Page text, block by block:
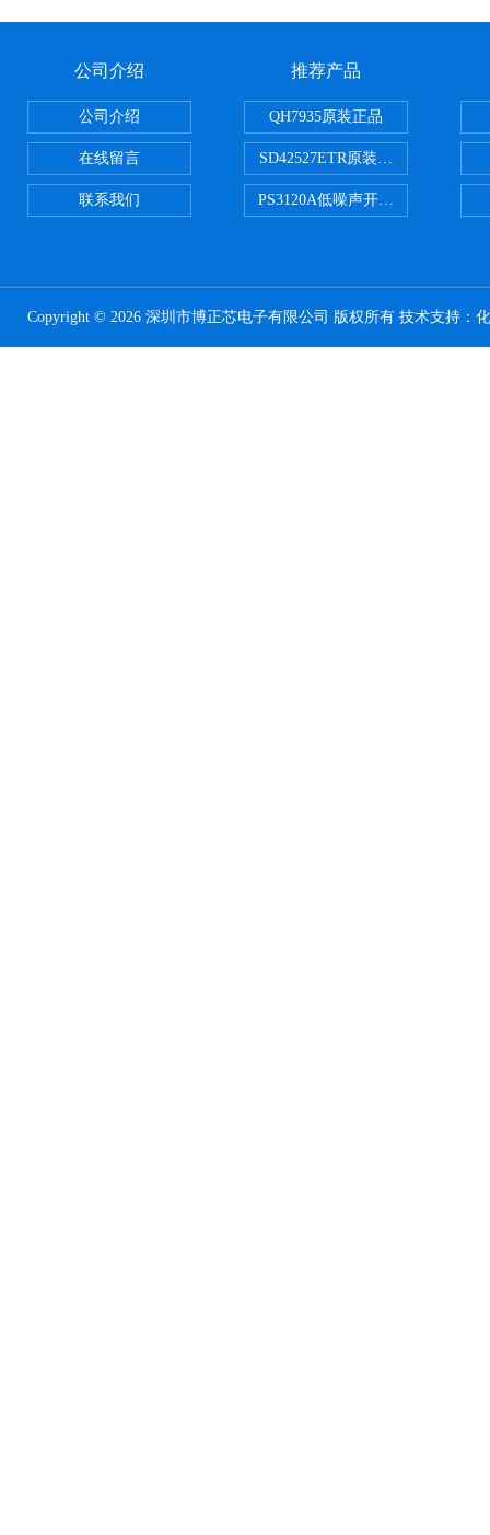
公司介绍
公司介绍
在线留言
联系我们
推荐产品
QH7935原装正品
SD42527ETR原装正品
PS3120A低噪声开关电容器原装正
Copyright © 2026 深圳市博正芯电子有限公司 版权所有 技术支持：